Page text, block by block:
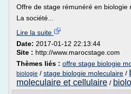
Offre de stage rémunéré en biologie
La société...
Lire la suite
Date: 2017-01-12 22:13:44
Site : http://www.marocstage.com
Thèmes liés : offre stage biologie
biologie / stage biologie moleculaire /
moleculaire et cellulaire /